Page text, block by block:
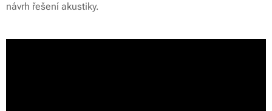
návrh řešení akustiky.